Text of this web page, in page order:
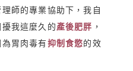
師的專業協助下，我自
我這麼久的產後肥胖 ，
胃肉毒有抑制食慾的效